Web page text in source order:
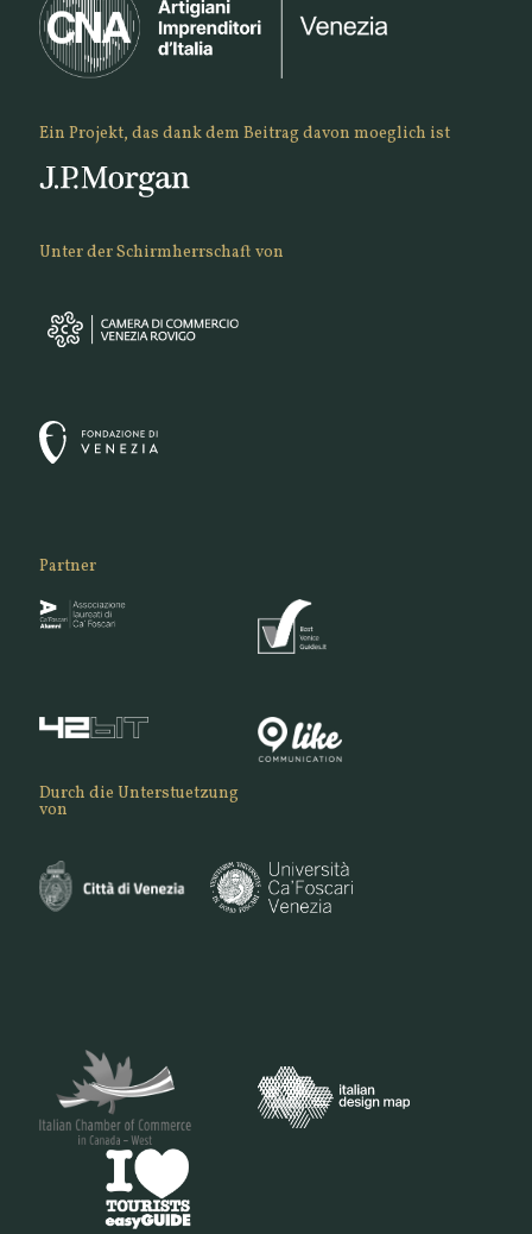
Ein Projekt, das dank dem Beitrag davon moeglich ist
Unter der Schirmherrschaft von
Partner
Durch die Unterstuetzung
von